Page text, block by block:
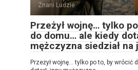
Znani Ludzie
Przeżył wojnę… tylko
do domu… ale kiedy
mężczyzna siedział na
Przeżył wojnę… tylko po to, by wrócić